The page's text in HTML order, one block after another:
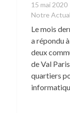
15 mai 2020
Notre
Le mois
a répondu
deux
de Val
quartiers